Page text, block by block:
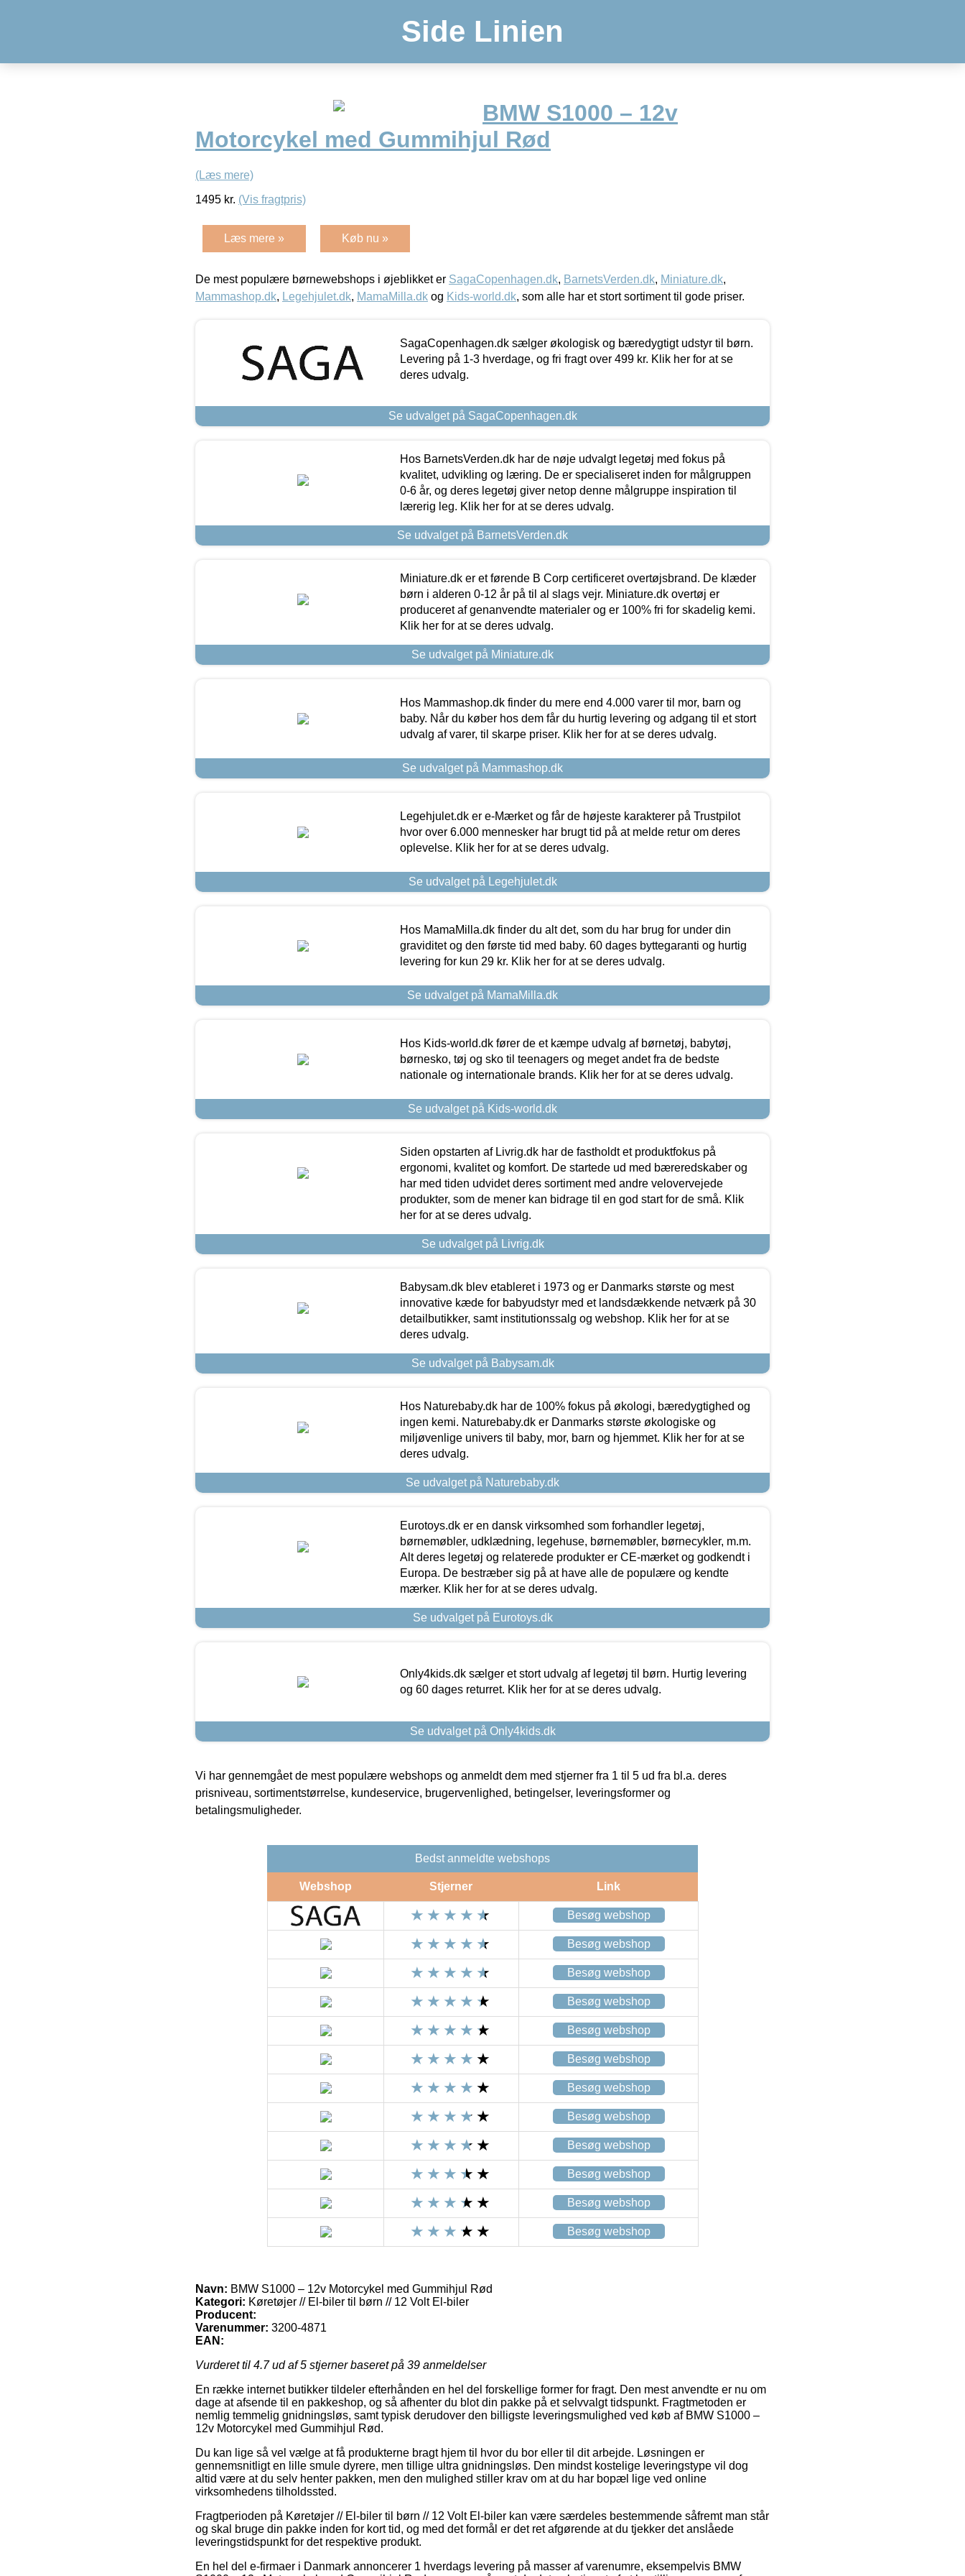
Side Linien
BMW S1000 – 12v
Motorcykel med Gummihjul Rød
(Læs mere)
1495 kr. (Vis fragtpris)
Læs mere » Køb nu »
De mest populære børnewebshops i øjeblikket er SagaCopenhagen.dk, BarnetsVerden.dk, Miniature.dk,
Mammashop.dk, Legehjulet.dk, MamaMilla.dk og Kids-world.dk, som alle har et stort sortiment til gode priser.
SagaCopenhagen.dk sælger økologisk og bæredygtigt udstyr til børn.
Levering på 1-3 hverdage, og fri fragt over 499 kr. Klik her for at se
deres udvalg.
Se udvalget på SagaCopenhagen.dk
Hos BarnetsVerden.dk har de nøje udvalgt legetøj med fokus på
kvalitet, udvikling og læring. De er specialiseret inden for målgruppen
0-6 år, og deres legetøj giver netop denne målgruppe inspiration til
lærerig leg. Klik her for at se deres udvalg.
Se udvalget på BarnetsVerden.dk
Miniature.dk er et førende B Corp certificeret overtøjsbrand. De klæder
børn i alderen 0-12 år på til al slags vejr. Miniature.dk overtøj er
produceret af genanvendte materialer og er 100% fri for skadelig kemi.
Klik her for at se deres udvalg.
Se udvalget på Miniature.dk
Hos Mammashop.dk finder du mere end 4.000 varer til mor, barn og
baby. Når du køber hos dem får du hurtig levering og adgang til et stort
udvalg af varer, til skarpe priser. Klik her for at se deres udvalg.
Se udvalget på Mammashop.dk
Legehjulet.dk er e-Mærket og får de højeste karakterer på Trustpilot
hvor over 6.000 mennesker har brugt tid på at melde retur om deres
oplevelse. Klik her for at se deres udvalg.
Se udvalget på Legehjulet.dk
Hos MamaMilla.dk finder du alt det, som du har brug for under din
graviditet og den første tid med baby. 60 dages byttegaranti og hurtig
levering for kun 29 kr. Klik her for at se deres udvalg.
Se udvalget på MamaMilla.dk
Hos Kids-world.dk fører de et kæmpe udvalg af børnetøj, babytøj,
børnesko, tøj og sko til teenagers og meget andet fra de bedste
nationale og internationale brands. Klik her for at se deres udvalg.
Se udvalget på Kids-world.dk
Siden opstarten af Livrig.dk har de fastholdt et produktfokus på
ergonomi, kvalitet og komfort. De startede ud med bæreredskaber og
har med tiden udvidet deres sortiment med andre velovervejede
produkter, som de mener kan bidrage til en god start for de små. Klik
her for at se deres udvalg.
Se udvalget på Livrig.dk
Babysam.dk blev etableret i 1973 og er Danmarks største og mest
innovative kæde for babyudstyr med et landsdækkende netværk på 30
detailbutikker, samt institutionssalg og webshop. Klik her for at se
deres udvalg.
Se udvalget på Babysam.dk
Hos Naturebaby.dk har de 100% fokus på økologi, bæredygtighed og
ingen kemi. Naturebaby.dk er Danmarks største økologiske og
miljøvenlige univers til baby, mor, barn og hjemmet. Klik her for at se
deres udvalg.
Se udvalget på Naturebaby.dk
Eurotoys.dk er en dansk virksomhed som forhandler legetøj,
børnemøbler, udklædning, legehuse, børnemøbler, børnecykler, m.m.
Alt deres legetøj og relaterede produkter er CE-mærket og godkendt i
Europa. De bestræber sig på at have alle de populære og kendte
mærker. Klik her for at se deres udvalg.
Se udvalget på Eurotoys.dk
Only4kids.dk sælger et stort udvalg af legetøj til børn. Hurtig levering
og 60 dages returret. Klik her for at se deres udvalg.
Se udvalget på Only4kids.dk
Vi har gennemgået de mest populære webshops og anmeldt dem med stjerner fra 1 til 5 ud fra bl.a. deres
prisniveau, sortimentstørrelse, kundeservice, brugervenlighed, betingelser, leveringsformer og
betalingsmuligheder.
Bedst anmeldte webshops
Webshop Stjerner Link
Besøg webshop
Besøg webshop
Besøg webshop
Besøg webshop
Besøg webshop
Besøg webshop
Besøg webshop
Besøg webshop
Besøg webshop
Besøg webshop
Besøg webshop
Besøg webshop
Navn: BMW S1000 – 12v Motorcykel med Gummihjul Rød
Kategori: Køretøjer // El-biler til børn // 12 Volt El-biler
Producent:
Varenummer: 3200-4871
EAN:
Vurderet til 4.7ud af 5 stjerner baseret på 39 anmeldelser
En række internet butikker tildeler efterhånden en hel del forskellige former for fragt. Den mest anvendte er nu om
dage at afsende til en pakkeshop, og så afhenter du blot din pakke på et selvvalgt tidspunkt. Fragtmetoden er
nemlig temmelig gnidningsløs, samt typisk derudover den billigste leveringsmulighed ved køb af BMW S1000 –
12v Motorcykel med Gummihjul Rød.
Du kan lige så vel vælge at få produkterne bragt hjem til hvor du bor eller til dit arbejde. Løsningen er
gennemsnitligt en lille smule dyrere, men tillige ultra gnidningsløs. Den mindst kostelige leveringstype vil dog
altid være at du selv henter pakken, men den mulighed stiller krav om at du har bopæl lige ved online
virksomhedens tilholdssted.
Fragtperioden på Køretøjer // El-biler til børn // 12 Volt El-biler kan være særdeles bestemmende såfremt man står
og skal bruge din pakke inden for kort tid, og med det formål er det ret afgørende at du tjekker det anslåede
leveringstidspunkt for det respektive produkt.
En hel del e-firmaer i Danmark annoncerer 1 hverdags levering på masser af varenumre, eksempelvis BMW